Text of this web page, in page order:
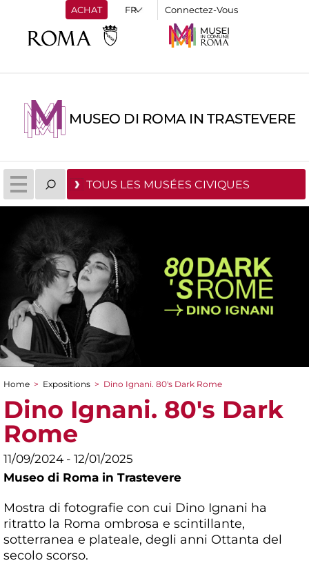
ACHAT Connectez-Vous
MUSEO DI ROMA IN TRASTEVERE
TOUS LES MUSÉES CIVIQUES
You are here
Home > Expositions > Dino Ignani. 80's Dark Rome
Dino Ignani. 80's Dark
Rome
11/09/2024 - 12/01/2025
Museo di Roma in Trastevere
Mostra di fotografie con cui Dino Ignani ha
ritratto la Roma ombrosa e scintillante,
sotterranea e plateale, degli anni Ottanta del
secolo scorso.